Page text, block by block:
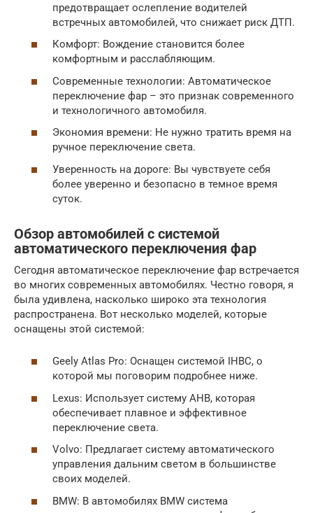
предотвращает ослепление водителей
встречных автомобилей, что снижает риск ДТП.
Комфорт: Вождение становится более
комфортным и расслабляющим.
Современные технологии: Автоматическое
переключение фар – это признак современного
и технологичного автомобиля.
Экономия времени: Не нужно тратить время на
ручное переключение света.
Уверенность на дороге: Вы чувствуете себя
более уверенно и безопасно в темное время
суток.
Обзор автомобилей с системой
автоматического переключения фар
Сегодня автоматическое переключение фар встречается
во многих современных автомобилях. Честно говоря, я
была удивлена, насколько широко эта технология
распространена. Вот несколько моделей, которые
оснащены этой системой:
Geely Atlas Pro: Оснащен системой IHBC, о
которой мы поговорим подробнее ниже.
Lexus: Использует систему AHB, которая
обеспечивает плавное и эффективное
переключение света.
Volvo: Предлагает систему автоматического
управления дальним светом в большинстве
своих моделей.
BMW: В автомобилях BMW система